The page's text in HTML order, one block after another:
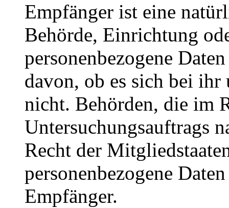
Empfänger ist eine
Behörde, Einrichtung
personenbezogene
davon, ob es sich bei
nicht. Behörden, die im
Untersuchungsauftrags
Recht der
personenbezogene
Empfänger.